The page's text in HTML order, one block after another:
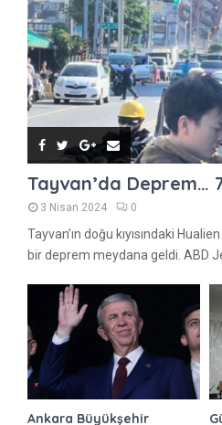
Tayvan’da Deprem…
3 Nisan 2024 0
Tayvan’ın doğu kıyısındaki
bir deprem meydana geldi. ABD
Ankara Büyükşehir